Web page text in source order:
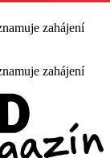
zahájení
zahájení